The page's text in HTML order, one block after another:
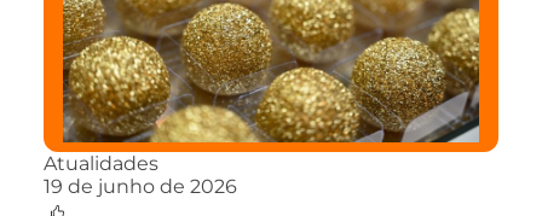
Atualidades
19 de junho de 2026